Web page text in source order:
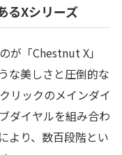
るXシリーズ
が「Chestnut X」
な美しさと圧倒的な
リックのメインダイ
ダイヤルを組み合わ
より、数百段階とい